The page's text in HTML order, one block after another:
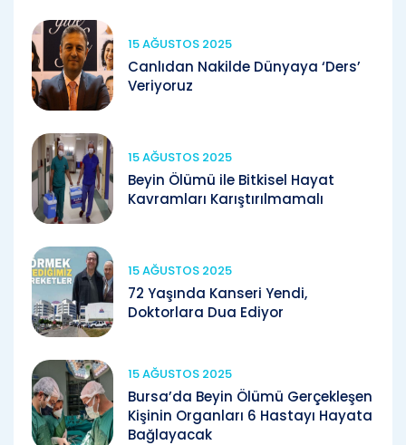
15 AĞUSTOS 2025
Canlıdan Nakilde Dünyaya ‘Ders’
Veriyoruz
15 AĞUSTOS 2025
Beyin Ölümü ile Bitkisel Hayat
Kavramları Karıştırılmamalı
15 AĞUSTOS 2025
72 Yaşında Kanseri Yendi,
Doktorlara Dua Ediyor
15 AĞUSTOS 2025
Bursa’da Beyin Ölümü Gerçekleşen
Kişinin Organları 6 Hastayı Hayata
Bağlayacak